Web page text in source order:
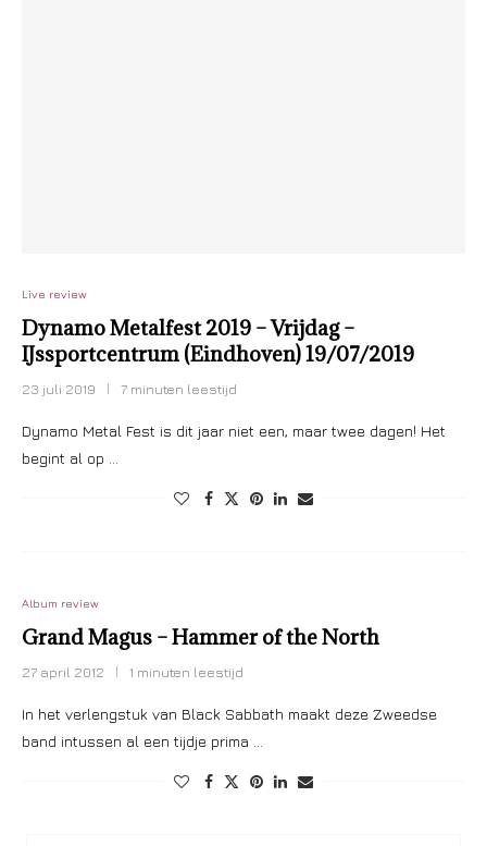
Live review
Dynamo Metalfest 2019 – Vrijdag –
IJssportcentrum (Eindhoven) 19/07/2019
23 juli 2019 7 minuten leestijd
Dynamo Metal Fest is dit jaar niet een, maar twee dagen! Het
begint al op …
Album review
Grand Magus – Hammer of the North
27 april 2012 1 minuten leestijd
In het verlengstuk van Black Sabbath maakt deze Zweedse
band intussen al een tijdje prima …